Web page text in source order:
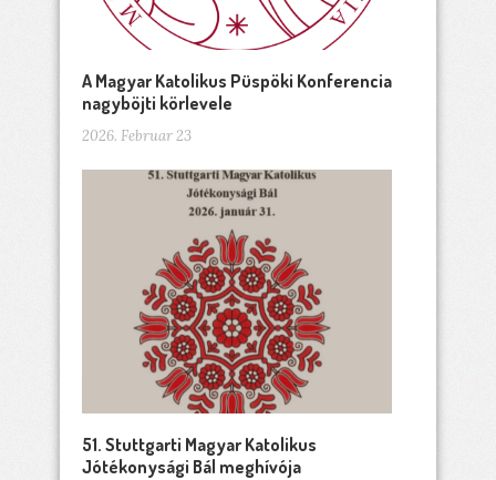
A Magyar Katolikus Püspöki Konferencia
nagyböjti körlevele
2026. Februar 23
51. Stuttgarti Magyar Katolikus
Jótékonysági Bál meghívója